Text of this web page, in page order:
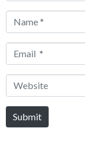
Name
Email
Website
Submit